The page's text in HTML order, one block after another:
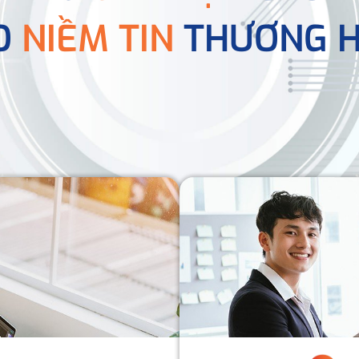
NIỀM TIN THƯƠNG